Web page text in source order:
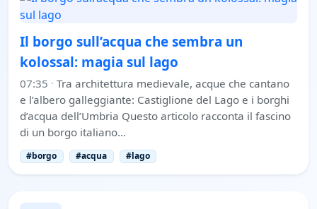
Il borgo sull’acqua che sembra un
kolossal: magia sul lago
07:35 · Tra architettura medievale, acque che cantano
e l’albero galleggiante: Castiglione del Lago e i borghi
d’acqua dell’Umbria Questo articolo racconta il fascino
di un borgo italiano…
#borgo #acqua #lago